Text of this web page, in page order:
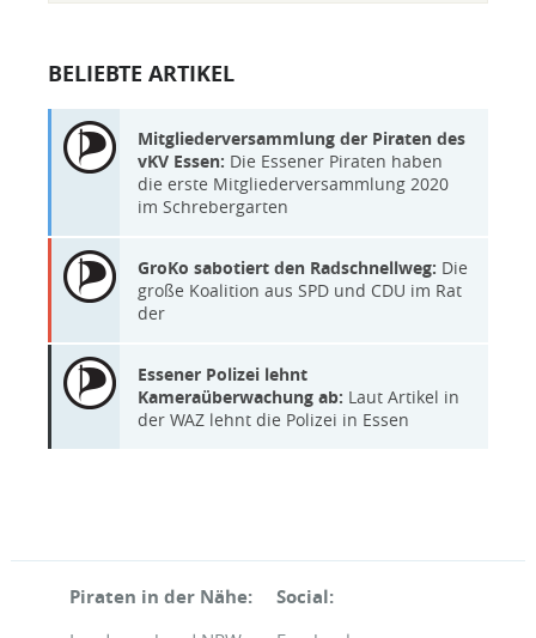
BELIEBTE ARTIKEL
Mitgliederversammlung der Piraten des
vKV Essen: Die Essener Piraten haben
die erste Mitgliederversammlung 2020
im Schrebergarten
GroKo sabotiert den Radschnellweg: Die
große Koalition aus SPD und CDU im Rat
der
Essener Polizei lehnt
Kameraüberwachung ab: Laut Artikel in
der WAZ lehnt die Polizei in Essen
Piraten in der Nähe: Social: